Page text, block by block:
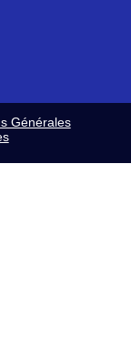
Générales